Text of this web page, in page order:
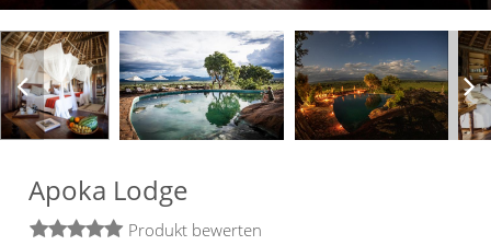
Apoka Lodge
Produkt bewerten